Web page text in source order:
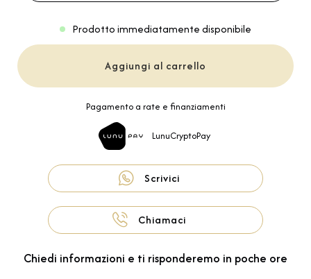
Prodotto immediatamente disponibile
Aggiungi al carrello
Pagamento a rate e finanziamenti
LunuCryptoPay
Scrivici
Chiamaci
Chiedi informazioni e ti risponderemo in poche ore